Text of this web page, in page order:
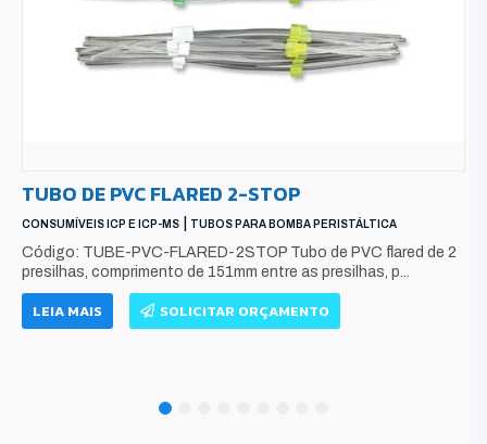
TUBO DE PVC FLARED 2-STOP
CONSUMÍVEIS ICP E ICP-MS TUBOS PARA BOMBA PERISTÁLTICA
Código: TUBE-PVC-FLARED-2STOP Tubo de PVC flared de 2
presilhas, comprimento de 151mm entre as presilhas, p...
LEIA MAIS SOLICITAR ORÇAMENTO
4